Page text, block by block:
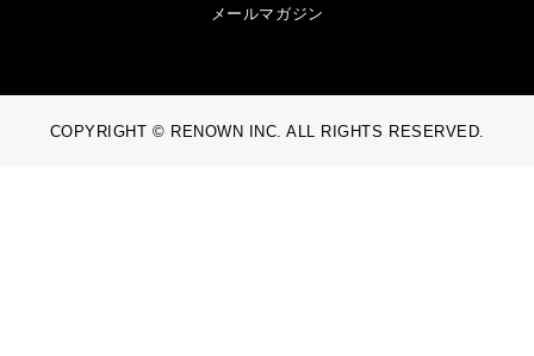
メールマガジン
COPYRIGHT © RENOWN INC. ALL RIGHTS RESERVED.